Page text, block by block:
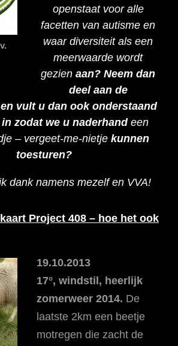
openstaat voor alle
facetten van autisme en
waar diversiteit als een
meerwaarde wordt
gezien aan? Neem dan
deel aan de
vult u dan ook onderstaand
zodat we u naderhand een
– vergeet-me-nietjekunnen
toesturen?
dank namens mezelf en VVA!
Project 408 – hoe het ook
19.10.2013
17°, windstil, heerlijk
zomerweer 2014. De
laatste 2km een beetje
motregen die zacht de